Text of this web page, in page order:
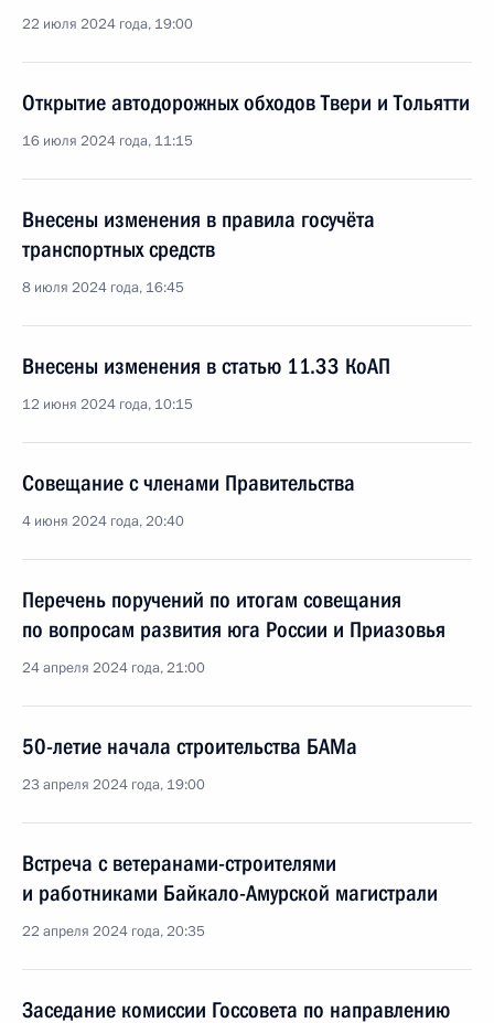
22 июля 2024 года, 19:00
Открытие автодорожных обходов Твери и Тольятти
16 июля 2024 года, 11:15
Внесены изменения в правила госучёта
транспортных средств
8 июля 2024 года, 16:45
Внесены изменения в статью 11.33 КоАП
12 июня 2024 года, 10:15
Совещание с членами Правительства
4 июня 2024 года, 20:40
Перечень поручений по итогам совещания
по вопросам развития юга России и Приазовья
24 апреля 2024 года, 21:00
50-летие начала строительства БАМа
23 апреля 2024 года, 19:00
Встреча с ветеранами-строителями
и работниками Байкало-Амурской магистрали
22 апреля 2024 года, 20:35
Заседание комиссии Госсовета по направлению